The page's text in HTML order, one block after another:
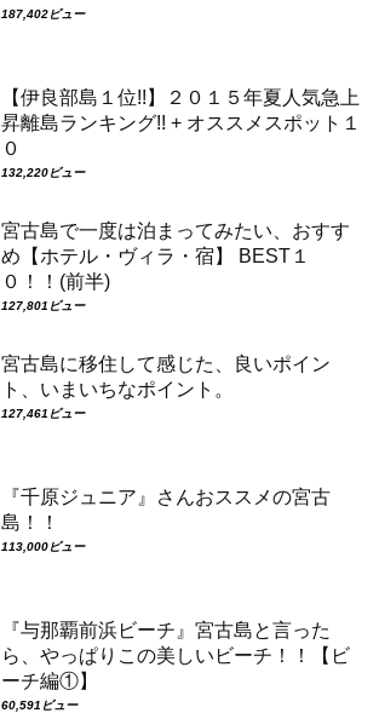
187,402ビュー
【伊良部島１位!!】２０１５年夏人気急上
昇離島ランキング!! + オススメスポット１
０
132,220ビュー
宮古島で一度は泊まってみたい、おすす
め【ホテル・ヴィラ・宿】 BEST１
０！！(前半)
127,801ビュー
宮古島に移住して感じた、良いポイン
ト、いまいちなポイント。
127,461ビュー
『千原ジュニア』さんおススメの宮古
島！！
113,000ビュー
『与那覇前浜ビーチ』宮古島と言った
ら、やっぱりこの美しいビーチ！！【ビ
ーチ編①】
60,591ビュー